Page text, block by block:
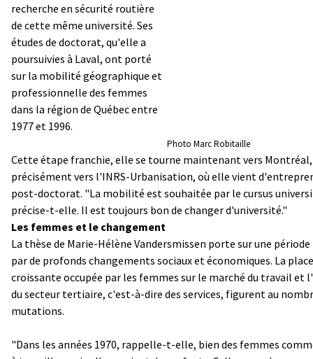
recherche en sécurité routière
de cette même université. Ses
études de doctorat, qu'elle a
poursuivies à Laval, ont porté
sur la mobilité géographique et
professionnelle des femmes
dans la région de Québec entre
1977 et 1996.
Photo Marc Robitaille
Cette étape franchie, elle se tourne maintenant vers
précisément vers l'INRS-Urbanisation, où elle vient
post-doctorat. "La mobilité est souhaitée par le cursus
précise-t-elle. Il est toujours bon de changer d'université."
Les femmes et le changement
La thèse de Marie-Hélène Vandersmissen porte sur une
par de profonds changements sociaux et économiques. La place
croissante occupée par les femmes sur le marché du travail et
du secteur tertiaire, c'est-à-dire des services, figurent au
mutations.
"Dans les années 1970, rappelle-t-elle, bien des femmes